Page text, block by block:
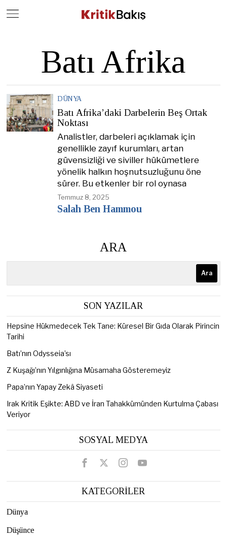
Batı Afrika
DÜNYA
Batı Afrika’daki Darbelerin Beş Ortak
Noktası
Analistler, darbeleri açıklamak için
genellikle zayıf kurumları, artan
güvensizliği ve siviller hükümetlere
yönelik halkın hoşnutsuzluğunu öne
sürer. Bu etkenler bir rol oynasa
Temmuz 8, 2025
Salah Ben Hammou
ARA
Ara
SON YAZILAR
Hepsine Hükmedecek Tek Tane: Küresel Bir Gıda Olarak Pirincin
Tarihi
Batı’nın Odysseia’sı
Z Kuşağı’nın Yılgınlığına Müsamaha Gösteremeyiz
Papa’nın Yapay Zekâ Siyaseti
Irak Kritik Eşikte: ABD ve İran Tahakkümünden Kurtulma Çabası
Veriyor
SOSYAL MEDYA
KATEGORİLER
Dünya
Düşünce